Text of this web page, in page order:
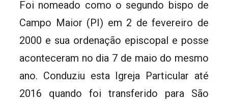
Foi nomeado como o segundo bispo de
Campo Maior (PI) em 2 de fevereiro de
2000 e sua ordenação episcopal e posse
aconteceram no dia 7 de maio do mesmo
ano. Conduziu esta Igreja Particular até
2016 quando foi transferido para São